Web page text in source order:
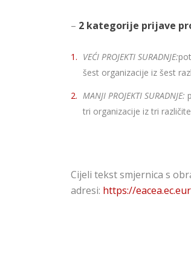
– 2 kategorije prijave
VEĆI PROJEKTI SURADNJE:
šest organizacije iz šest
MANJI PROJEKTI SURADNJE:
tri organizacije iz tri
Cijeli tekst smjernica s
adresi: https://